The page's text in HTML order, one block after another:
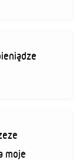
moje